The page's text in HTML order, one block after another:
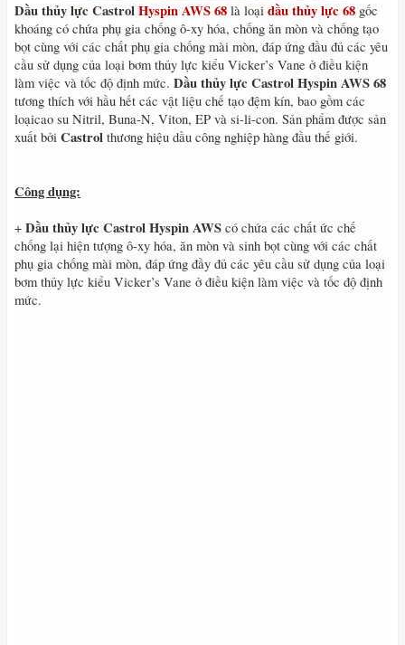
Dầu thủy lực CastrolHyspin AWS 68 là loại dầu thủy lực 68 gốc
khoáng có chứa phụ gia chống ô-xy hóa, chống ăn mòn và chống tạo
bọt cùng với các chất phụ gia chống mài mòn, đáp ứng đầu đủ các yêu
cầu sử dụng của loại bơm thủy lực kiểu Vicker’s Vane ở điều kiện
làm việc và tốc độ định mức. Dầu thủy lực Castrol Hyspin AWS 68
tương thích với hầu hết các vật liệu chế tạo đệm kín, bao gồm các
loạicao su Nitril, Buna-N, Viton, EP và si-li-con. Sản phẩm được sản
xuất bởi Castrol thương hiệu dầu công nghiệp hàng đầu thế giới.
Công dụng:
+ Dầuthủy lực Castrol Hyspin AWS có chứa các chất ức chế
chống lại hiện tượng ô-xy hóa, ăn mòn và sinh bọt cùng với các chất
phụ gia chống mài mòn, đáp ứng đầy đủ các yêu cầu sử dụng của loại
bơm thủy lực kiểu Vicker’s Vane ở điều kiện làm việc và tốc độ định
mức.